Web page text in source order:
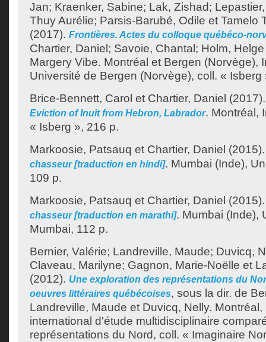
Jan; Kraenker, Sabine; Lak, Zishad;
Thuy Aurélie; Parsis-Barubé, Odile et Tamelo
(2017). Frontières. Actes du colloque québéco-
Chartier, Daniel ; Savoie, Chantal ; Holm,
Margery Vibe. Montréal et Bergen (Norvège),
Université de Bergen (Norvège), coll. « Isberg
Brice-Bennett, Carol et Chartier, Daniel
Eviction of Inuit from Hebron, Labrador. Montréal,
« Isberg », 216 p.
Markoosie, Patsauq et Chartier, Daniel
chasseur [traduction en hindi]. Mumbai (Inde),
109 p.
Markoosie, Patsauq et Chartier, Daniel
chasseur [traduction en marathi]. Mumbai (Inde),
Mumbai, 112 p.
Bernier, Valérie; Landreville, Maude; Duvicq,
Claveau, Marilyne; Gagnon, Marie-Noëlle et
(2012). Une exploration des représentations du
oeuvres littéraires québécoises, sous la dir. de
Landreville, Maude et Duvicq, Nelly.
international d'étude multidisciplinaire
représentations du Nord, coll. « Imaginaire